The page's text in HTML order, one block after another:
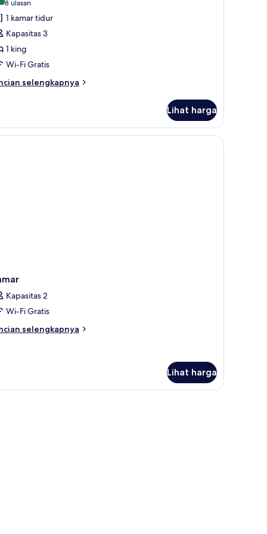
8 ulasan
(8
ulasan)
1 kamar tidur
Kapasitas 3
1 king
Wi-Fi Gratis
selengkapnya
Lihat harga
Kapasitas 2
Wi-Fi Gratis
selengkapnya
Lihat harga